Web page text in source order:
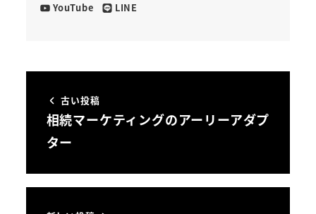
YouTube
LINE
古い投稿
相続マーケティングのアーリーアダプ
ター